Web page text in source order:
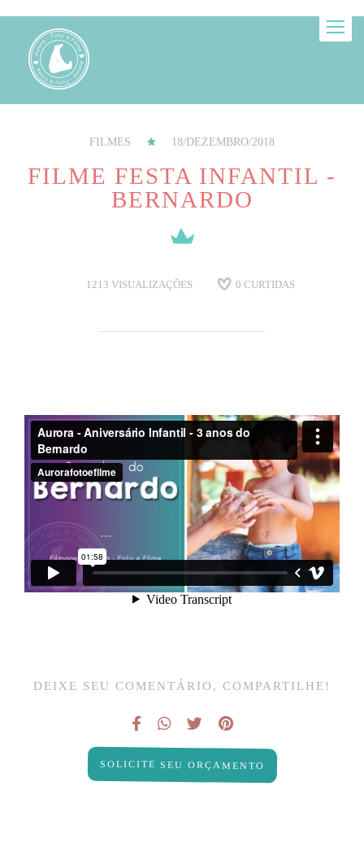
FILMES 18/DEZEMBRO/2018
FILME FESTA INFANTIL -
BERNARDO
1213 VISUALIZAÇÕES 0 CURTIDAS
DEIXE SEU COMENTÁRIO, COMPARTILHE!
SOLICITE SEU ORÇAMENTO